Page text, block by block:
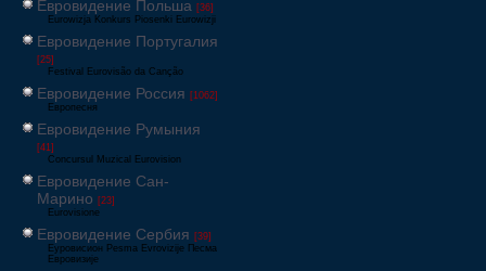
Евровидение Польша [36]
Eurowizja Konkurs Piosenki Eurowizji
Евровидение Португалия
[25]
Festival Eurovisão da Canção
Евровидение Россия [1062]
Европесня
Евровидение Румыния
[41]
Concursul Muzical Eurovision
Евровидение Сан-
Марино [23]
Eurovisione
Евровидение Сербия [39]
Еуровисион Pesma Evrovizije Песма
Евровизије